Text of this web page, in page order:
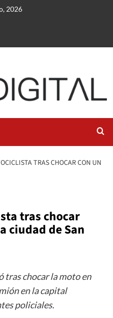
2026
TRAS CHOCAR CON UN
tras chocar
ciudad de San
tras chocar la moto en
en la capital
policiales.